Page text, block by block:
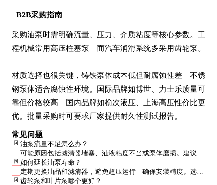
B2B采购指南
采购油泵时需明确流量、压力、介质粘度等核心参数。工
程机械常用高压柱塞泵，而汽车润滑系统多采用齿轮泵。
材质选择也很关键，铸铁泵体成本低但耐腐蚀性差，不锈
钢泵体适合腐蚀性环境。国际品牌如博世、力士乐质量可
靠但价格较高，国内品牌如榆次液压、上海高压性价比更
优。批量采购时可要求厂家提供耐久性测试报告。
常见问题
问 油泵流量不足怎么办？
可能原因包括滤清器堵塞、油液粘度不当或泵体磨损。建议先
检查滤清器和油品，若问题依旧，需拆检油泵内部磨损情况。
问 如何延长油泵寿命？
定期更换油品和滤清器，避免超压运行，确保安装精度。选用
合适粘度的油品也很重要，粘度过高会增加泵的负荷。
问 齿轮泵和叶片泵哪个更好？